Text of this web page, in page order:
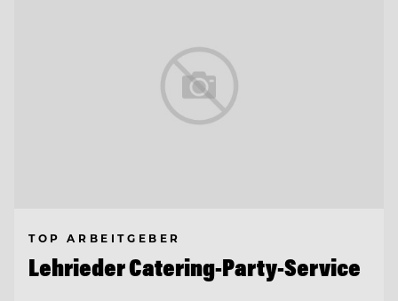
TOP ARBEITGEBER
Lehrieder Catering-Party-Service